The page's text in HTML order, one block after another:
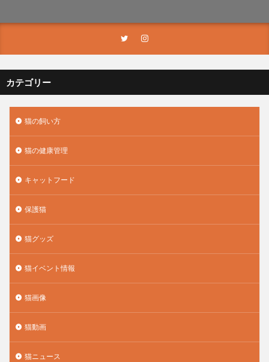
カテゴリー
猫の飼い方
猫の健康管理
キャットフード
保護猫
猫グッズ
猫イベント情報
猫画像
猫動画
猫ニュース